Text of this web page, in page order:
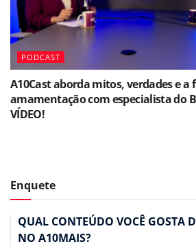
PODCAST
A10Cast aborda mitos, verdades e a
amamentação com especialista do
VÍDEO!
Enquete
QUAL CONTEÚDO VOCÊ GOSTA
NO A10MAIS?